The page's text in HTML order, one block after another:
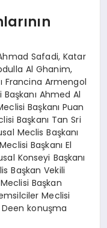
Safadi, Katar
Al Ghanim,
Francina Armengol
Ahmed Al
Başkanı Puan
Başkanı Tan Sri
Meclis Başkanı
Başkanı El
Konseyi Başkanı
Başkan Vekili
Başkan
Meclisi
Deen konuşma